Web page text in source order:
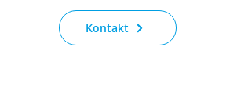
Kontakt